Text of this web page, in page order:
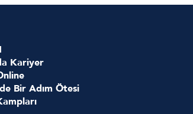
Kariyer
Bir Adım Ötesi